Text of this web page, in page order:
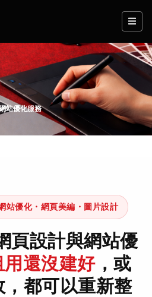
站優化服務
站優化・網頁美編・圖片設計
頁設計與網站優
用還沒建好，或
都可以重新整